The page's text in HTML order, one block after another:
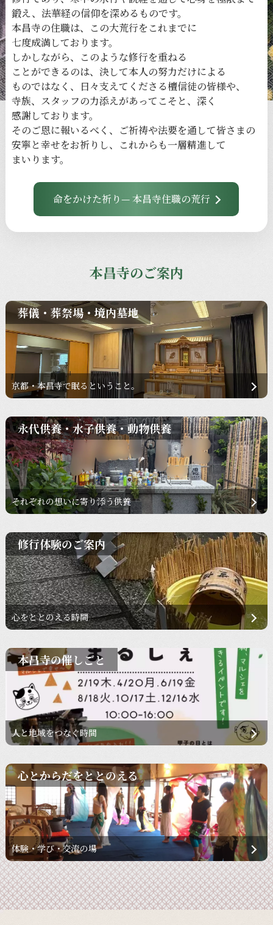
鍛え、 法華経の信仰を深める ものです。
本昌寺の住職は、 この大荒行をこれまでに
七度成満しております。
しかしながら、
このような修行を重ねる
ことができるのは、 決して本人の努力だけによる
ものではなく、
日々支えてくださる檀信徒の皆様や、
寺族、 スタッフの力添えがあってこそと、 深く
感謝しております。
そのご恩に報いるべく、 ご祈祷や法要を通して皆さまの
安寧と幸せをお祈りし、 これからも一層精進して
まいります。
命をかけた祈り— 本昌寺住職の荒行
本昌寺のご案内
葬儀・葬祭場・境内墓地
京都・本昌寺で眠るということ。
永代供養・水子供養・動物供養
それぞれの想いに寄り添う供養
修行体験のご案内
心をととのえる時間
本昌寺の催しごと
人と地域をつなぐ時間
心とからだをととのえる
体験・学び・交流の場